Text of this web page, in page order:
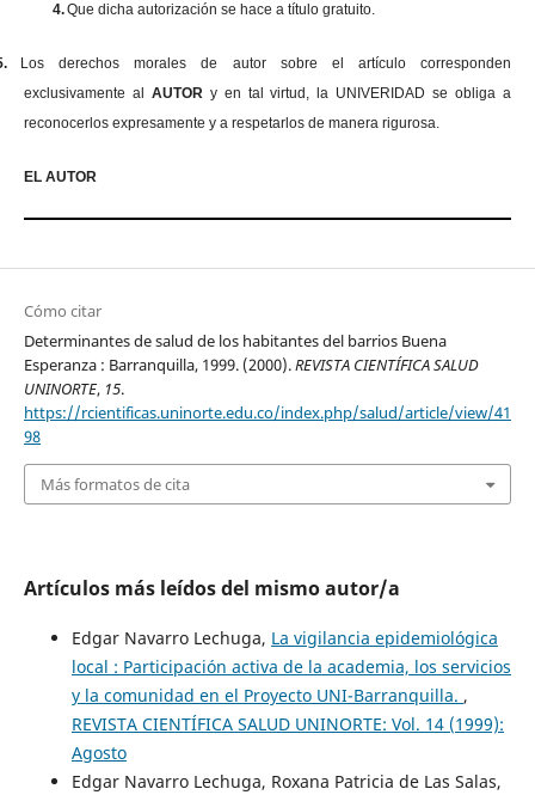
4.Que dicha autorización se hace a título gratuito.
Los derechos morales de autor sobre el artículo corresponden
exclusivamente al AUTOR y en tal virtud, la UNIVERIDAD se obliga a
reconocerlos expresamente y a respetarlos de manera rigurosa.
EL AUTOR
Cómo citar
Determinantes de salud de los habitantes del barrios Buena
Esperanza : Barranquilla, 1999. (2000).REVISTA CIENTÍFICA SALUD
UNINORTE, 15.
https://rcientificas.uninorte.edu.co/index.php/salud/article/view/41
98
Más formatos de cita
Artículos más leídos del mismo autor/a
Edgar Navarro Lechuga, La vigilancia epidemiológica
local : Participación activa de la academia, los servicios
y la comunidad en el Proyecto UNI-Barranquilla. ,
REVISTA CIENTÍFICA SALUD UNINORTE: Vol. 14 (1999):
Agosto
Edgar Navarro Lechuga, Roxana Patricia de Las Salas,